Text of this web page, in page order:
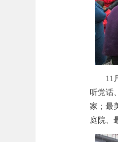
11
听党话
家；最
庭院、